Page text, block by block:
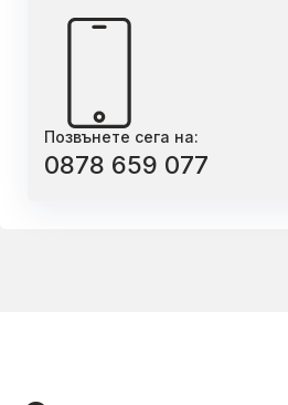
Позвънете сега на:
0878 659 077